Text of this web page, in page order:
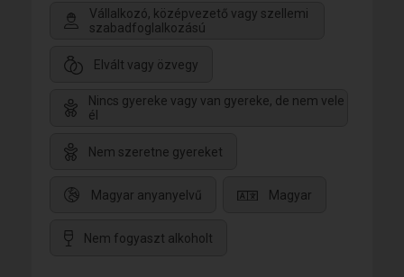
Vállalkozó, középvezető vagy szellemi
szabadfoglalkozású
Elvált vagy özvegy
Nincs gyereke vagy van gyereke, de nem vele
él
Nem szeretne gyereket
Magyar anyanyelvű Magyar
Nem fogyaszt alkoholt